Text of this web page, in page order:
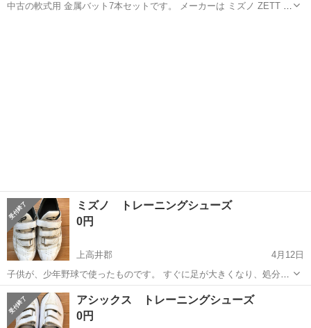
中古の軟式用 金属バット7本セットです。 メーカーは ミズノ ZETT ゼ
ミズノ トレーニングシューズ
0円
上高井郡
4月12日
子供が、少年野球で使ったものです。 すぐに足が大きくなり、処分す
るにはもったいないため出品します。 洗いましたが、多少汚れていま
す。 気にならないようでしたらお使いください。 24.5cm 白 近くまで
取りに来ていただけ...
長野 上高井郡 野球 シューズ
アシックス トレーニングシューズ
0円